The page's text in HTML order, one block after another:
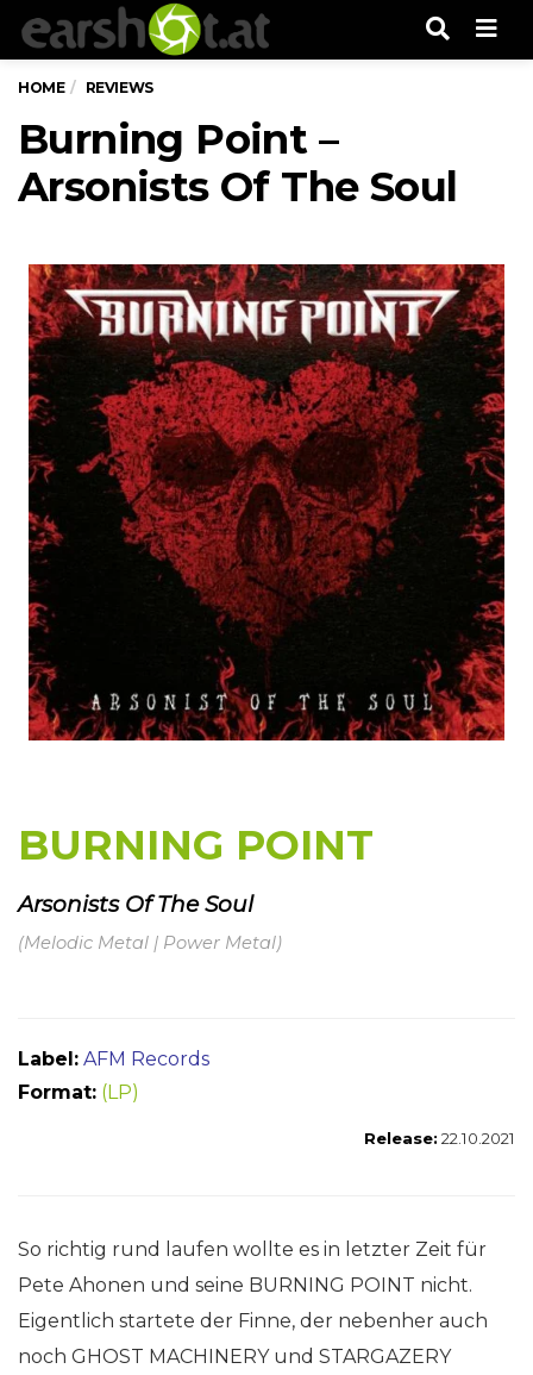
HOME REVIEWS
Burning Point –
Arsonists Of The Soul
BURNING POINT
Arsonists Of The Soul
(Melodic Metal | Power Metal)
Label: AFM Records
Format: (LP)
Release: 22.10.2021
So richtig rund laufen wollte es in letzter Zeit für
Pete Ahonen und seine BURNING POINT nicht.
Eigentlich startete der Finne, der nebenher auch
noch GHOST MACHINERY und STARGAZERY